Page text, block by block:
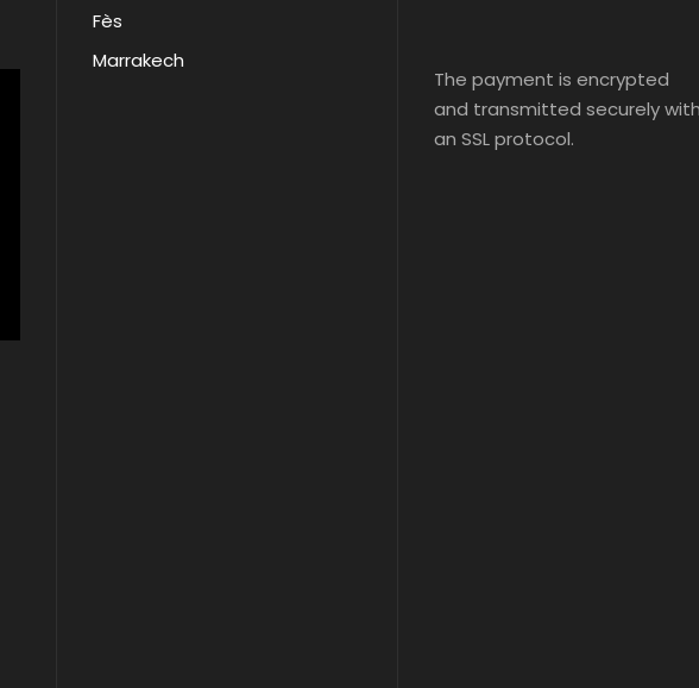
Fès
Marrakech
The payment is encrypted
and transmitted securely with
an SSL protocol.